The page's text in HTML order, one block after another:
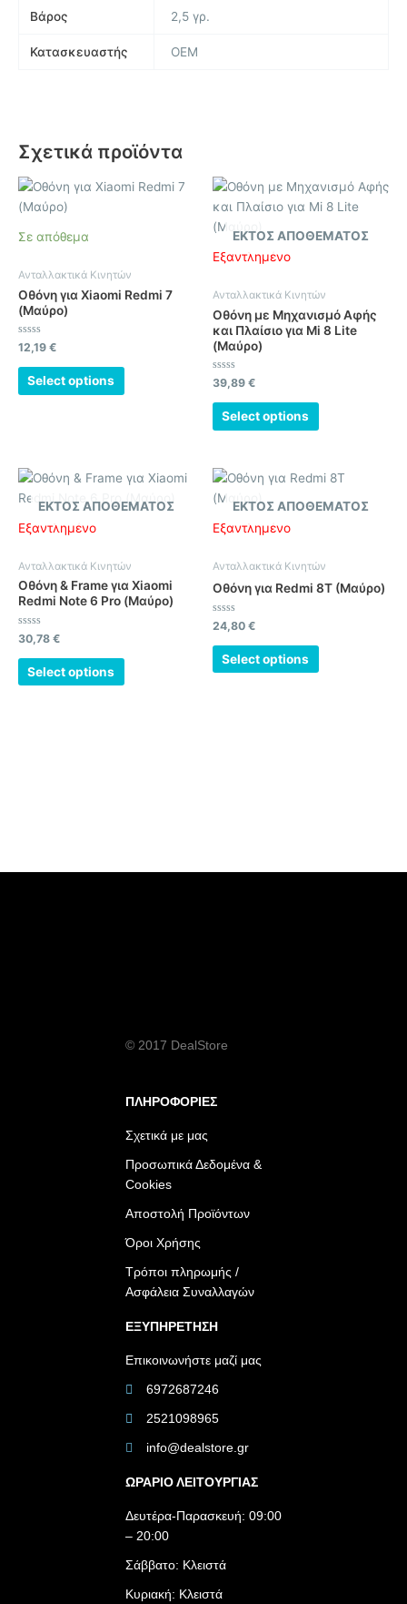
Βάρος 2,5 γρ.
Κατασκευαστής OEM
Σχετικά προϊόντα
Σε απόθεμα
Ανταλλακτικά Κινητών
Οθόνη για Xiaomi Redmi 7
(Μαύρο)
Βαθμολογήθηκε
με
0
από
12,19 €
Select options
ΕΚΤΌΣ ΑΠΟΘΈΜΑΤΟΣ
Εξαντλημένο
Ανταλλακτικά Κινητών
Οθόνη με Μηχανισμό Αφής
και Πλαίσιο για Mi 8 Lite
(Μαύρο)
Βαθμολογήθηκε
με
0
από
39,89 €
Select options
ΕΚΤΌΣ ΑΠΟΘΈΜΑΤΟΣ
Εξαντλημένο
Ανταλλακτικά Κινητών
Οθόνη & Frame για Xiaomi
Redmi Note 6 Pro (Μαύρο)
Βαθμολογήθηκε
με
0
από
30,78 €
Select options
ΕΚΤΌΣ ΑΠΟΘΈΜΑΤΟΣ
Εξαντλημένο
Ανταλλακτικά Κινητών
Οθόνη για Redmi 8T (Μαύρο)
Βαθμολογήθηκε
με
0
από
24,80 €
Select options
© 2017 DealStore
ΠΛΗΡΟΦΟΡΙΕΣ
Σχετικά με μας
Προσωπικά Δεδομένα &
Cookies
Αποστολή Προϊόντων
Όροι Χρήσης
Τρόποι πληρωμής /
Ασφάλεια Συναλλαγών
ΕΞΥΠΗΡΕΤΗΣΗ
Επικοινωνήστε μαζί μας
6972687246
2521098965
info@dealstore.gr
ΩΡΑΡΙΟ ΛΕΙΤΟΥΡΓΙΑΣ​
Δευτέρα-Παρασκευή: 09:00
– 20:00
Σάββατο: Κλειστά
Κυριακή: Κλειστά